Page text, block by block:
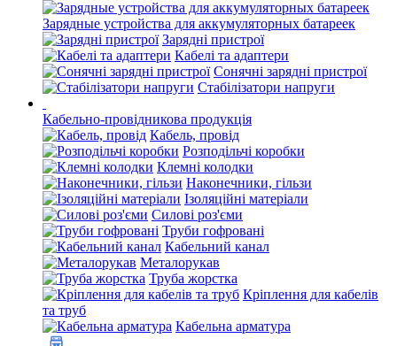
Зарядные устройства для аккумуляторных батареек
Зарядні пристрої
Кабелі та адаптери
Сонячні зарядні пристрої
Стабілізатори напруги
Кабельно-провідникова продукція
Кабель, провід
Розподільчі коробки
Клемні колодки
Наконечники, гільзи
Ізоляційні матеріали
Силові роз'єми
Труби гофровані
Кабельний канал
Металорукав
Труба жорстка
Кріплення для кабелів
та труб
Кабельна арматура